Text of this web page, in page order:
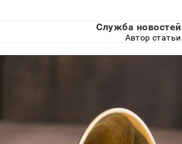
Служба новостей
Автор статьи